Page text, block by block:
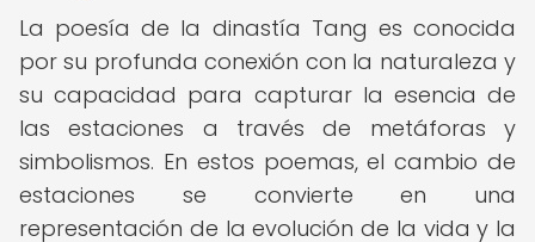
La poesía de la dinastía Tang es conocida
por su profunda conexión con la naturaleza y
su capacidad para capturar la esencia de
las estaciones a través de metáforas y
simbolismos. En estos poemas, el cambio de
estaciones se convierte en una
representación de la evolución de la vida y la